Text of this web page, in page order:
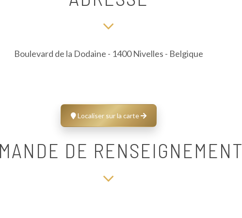
Boulevard de la Dodaine - 1400 Nivelles - Belgique
Localiser sur la carte
DE RENSEIGNEMENT